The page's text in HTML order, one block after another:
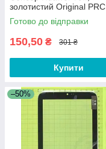
золотистий Original PRC
Готово до відправки
150,50 ₴ 301 ₴
Купити
–50%